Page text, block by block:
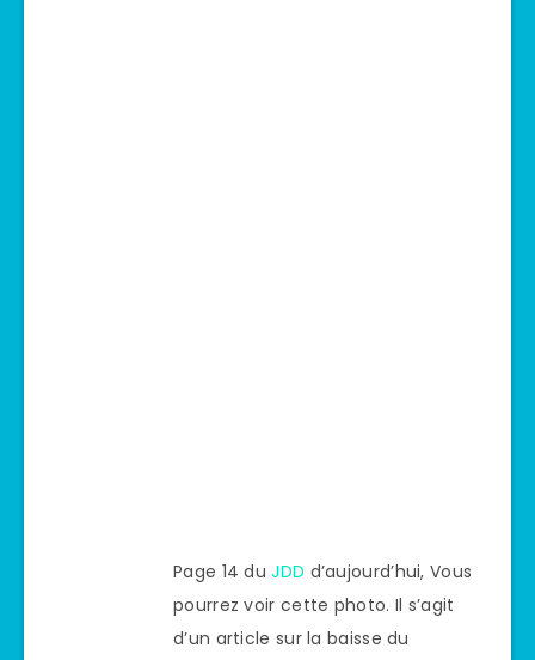
Page 14 duJDD d’aujourd’hui, Vous
pourrez voir cette photo. Il s’agit
d’un article sur la baisse du